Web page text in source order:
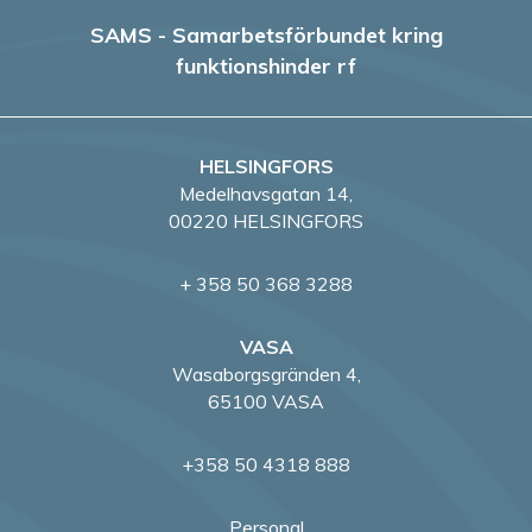
i
SAMS - Samarbetsförbundet kring
funktionshinder rf
HELSINGFORS
Medelhavsgatan 14,
00220 HELSINGFORS
+ 358 50 368 3288
VASA
Wasaborgsgränden 4,
65100 VASA
+358 50 4318 888
Personal